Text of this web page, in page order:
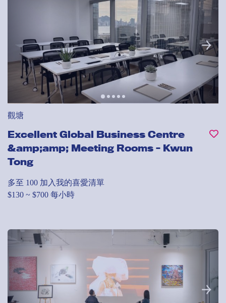
觀塘
Excellent Global Business Centre
&amp;amp; Meeting Rooms - Kwun
Tong
多至 100 加入我的喜愛清單
$130 ~ $700 每小時